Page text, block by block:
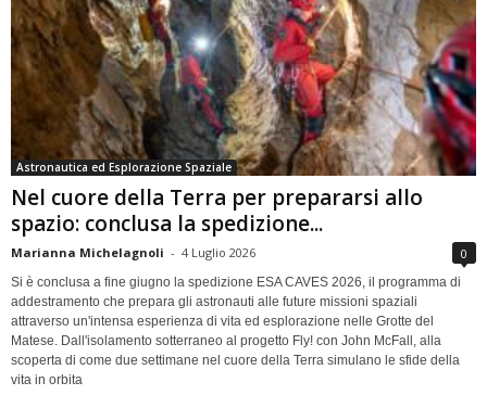
Astronautica ed Esplorazione Spaziale
Nel cuore della Terra per prepararsi allo
spazio: conclusa la spedizione...
Marianna Michelagnoli - 4 Luglio 2026 0
Si è conclusa a fine giugno la spedizione ESA CAVES 2026, il programma di
addestramento che prepara gli astronauti alle future missioni spaziali
attraverso un'intensa esperienza di vita ed esplorazione nelle Grotte del
Matese. Dall'isolamento sotterraneo al progetto Fly! con John McFall, alla
scoperta di come due settimane nel cuore della Terra simulano le sfide della
vita in orbita